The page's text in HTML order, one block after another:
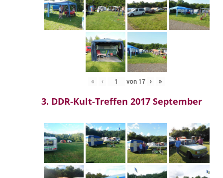
« ‹ von 17 › »
3. DDR-Kult-Treffen 2017 September